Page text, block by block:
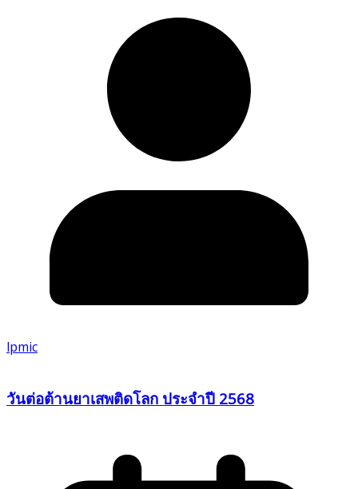
lpmic
วันต่อต้านยาเสพติดโลก ประจำปี 2568